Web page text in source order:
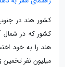
کشور هند در
میلیون نفر